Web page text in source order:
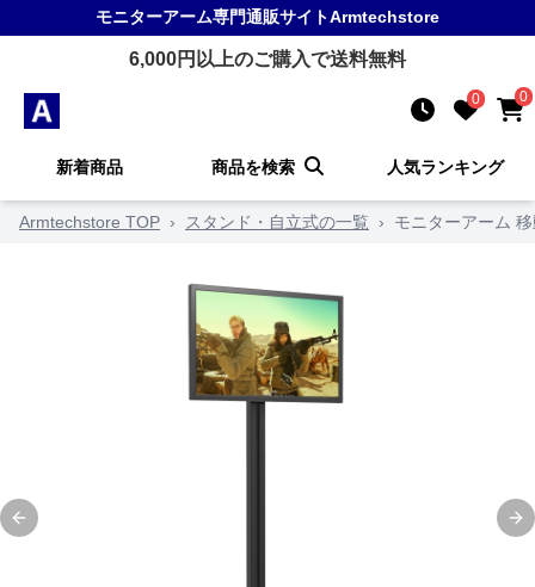
モニターアーム専門通販サイトArmtechstore
6,000円以上のご購入で送料無料
0 0
新着商品 商品を検索 人気ランキング
Armtechstore TOP › スタンド・自立式の一覧 › モニターアーム
Previous slide